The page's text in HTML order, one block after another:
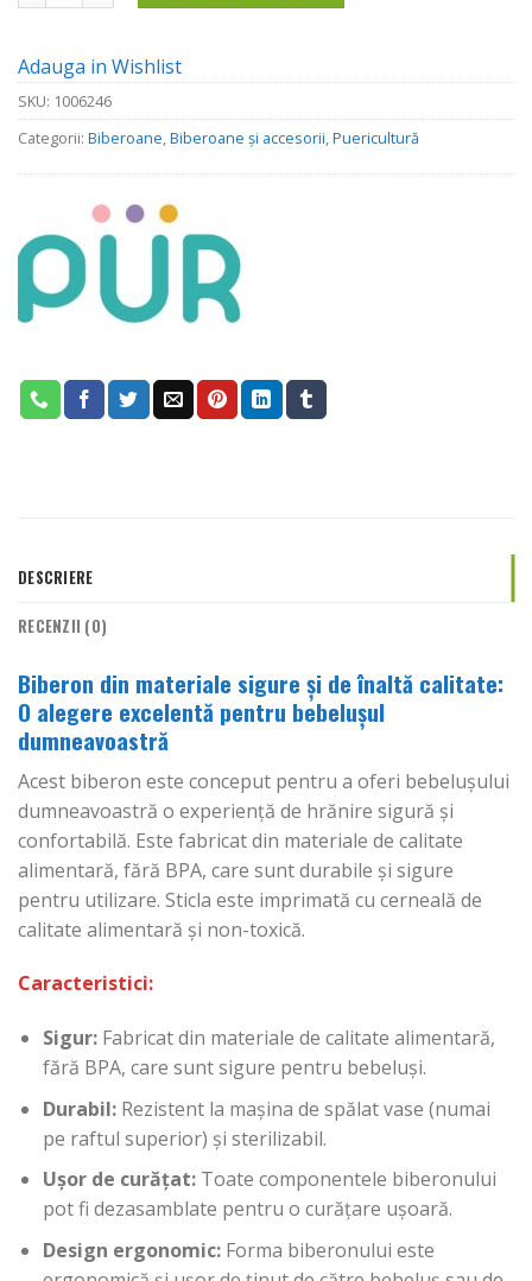
Adauga in Wishlist
SKU: 1006246
Categorii: Biberoane,Biberoane și accesorii,Puericultură
DESCRIERE
RECENZII (0)
Biberon din materiale sigure și de înaltă calitate:
O alegere excelentă pentru bebelușul
dumneavoastră
Acest biberon este conceput pentru a oferi bebelușului
dumneavoastră o experiență de hrănire sigură și
confortabilă. Este fabricat din materiale de calitate
alimentară, fără BPA, care sunt durabile și sigure
pentru utilizare. Sticla este imprimată cu cerneală de
calitate alimentară și non-toxică.
Caracteristici:
Sigur:Fabricat din materiale de calitate alimentară,
fără BPA, care sunt sigure pentru bebeluși.
Durabil:Rezistent la mașina de spălat vase (numai
pe raftul superior) și sterilizabil.
Ușor de curățat:Toate componentele biberonului
pot fi dezasamblate pentru o curățare ușoară.
Design ergonomic:Forma biberonului este